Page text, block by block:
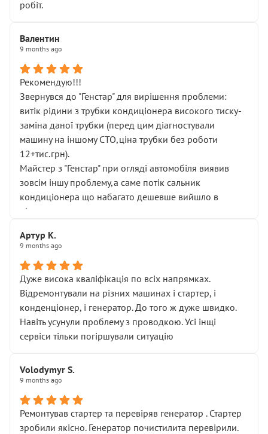
робіт.
Валентин
9 months ago
Рекомендую!!!
Звернувся до "Генстар" для вирішення проблеми:
витік рідини з трубки кондиціонера високого тиску-
заміна даної трубки (перед цим діагностували
машину на іншому СТО,ціна трубки без роботи
12+тис.грн).
Майстер з "Генстар" при огляді автомобіля виявив
зовсім іншу проблему,а саме потік сальник
кондиціонера що набагато дешевше вийшло в
підсумку.
Артур К.
9 months ago
Дуже висока кваліфікація по всіх напрямках.
Відремонтували на різних машинах і стартер, і
конденціонер, і генератор. До того ж дуже швидко.
Навіть усунули проблему з проводкою. Усі інщі
сервіси тільки погіршували ситуацію
Volodymyr S.
9 months ago
Ремонтував стартер та перевіряв генератор . Стартер
зробили якісно. Генератор почистилита перевірили.